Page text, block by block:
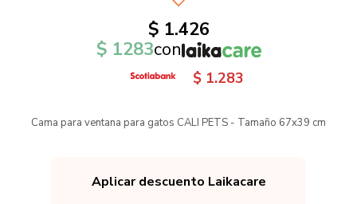
$ 1.426
$ 1283con
$ 1.283
Cama para ventana para gatos CALI PETS - Tamaño 67x39 cm
Aplicar descuento Laikacare